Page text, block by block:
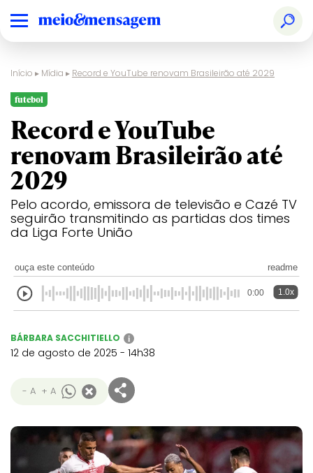
Início ▸ Mídia ▸ Record e YouTube renovam Brasileirão até 2029
futebol
Record e YouTube
renovam Brasileirão até
2029
Pelo acordo, emissora de televisão e Cazé TV
seguirão transmitindo as partidas dos times
da Liga Forte União
ouça este conteúdo readme
0:00 1.0x
BÁRBARA SACCHITIELLO i
12 de agosto de 2025 - 14h38
- A + A